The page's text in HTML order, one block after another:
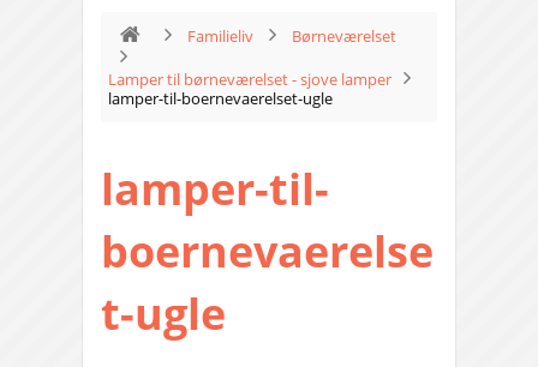
Familieliv
Børneværelset
Lamper til børneværelset - sjove lamper
lamper-til-boernevaerelset-ugle
lamper-til-
boernevaerelse
t-ugle